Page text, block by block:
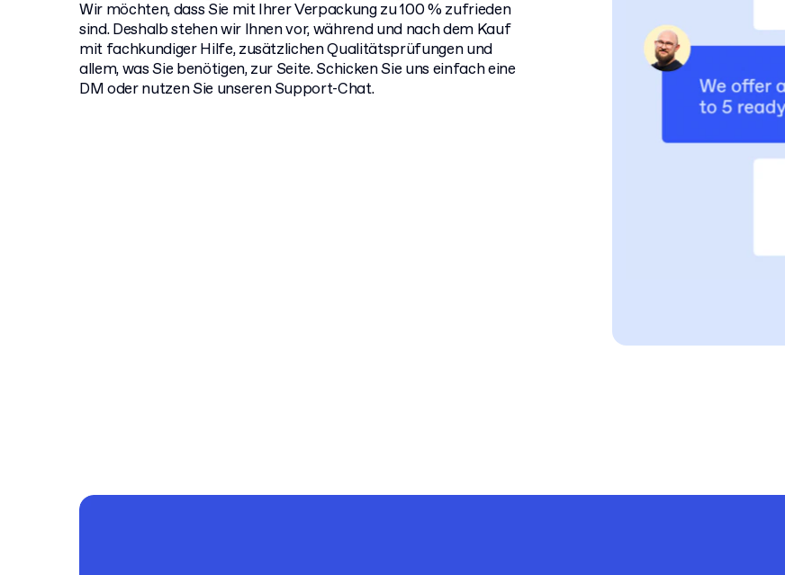
Wir möchten, dass Sie mit Ihrer Verpackung zu 100 % zufrieden
sind. Deshalb stehen wir Ihnen vor, während und nach dem Kauf
mit fachkundiger Hilfe, zusätzlichen Qualitätsprüfungen und
allem, was Sie benötigen, zur Seite. Schicken Sie uns einfach eine
DM oder nutzen Sie unseren Support-Chat.